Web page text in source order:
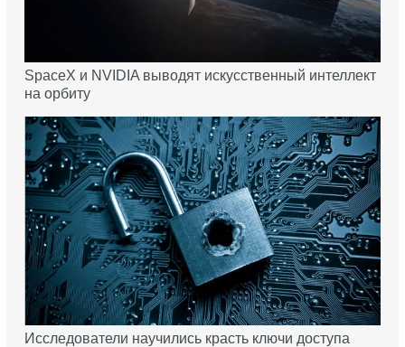
SpaceX и NVIDIA выводят искусственный интеллект
на орбиту
Исследователи научились красть ключи доступа